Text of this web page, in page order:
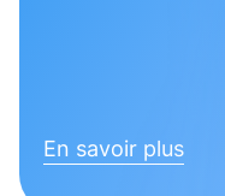
En savoir plus